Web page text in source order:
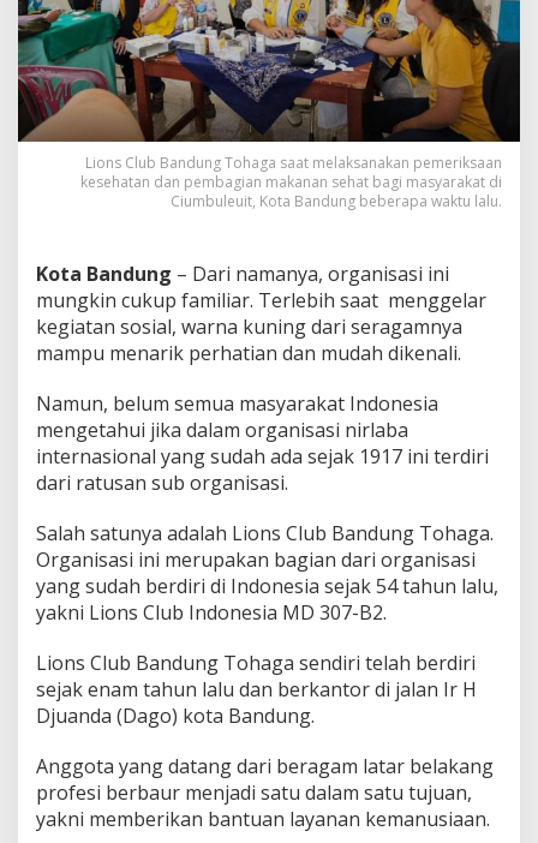
a
n
d
u
n
g
T
o
h
a
,
o
k
o
k
n
P
i
a
P
e
l
y
a
n
a
K
e
m
a
Lions Club Bandung Tohaga saat melaksanakan pemeriksaan
kesehatan dan pembagian makanan sehat bagi masyarakat di
Ciumbuleuit, Kota Bandung beberapa waktu lalu.
Kota Bandung – Dari namanya, organisasi ini
mungkin cukup familiar. Terlebih saat menggelar
kegiatan sosial, warna kuning dari seragamnya
mampu menarik perhatian dan mudah dikenali.
Namun, belum semua masyarakat Indonesia
mengetahui jika dalam organisasi nirlaba
internasional yang sudah ada sejak 1917 ini terdiri
dari ratusan sub organisasi.
Salah satunya adalah Lions Club Bandung Tohaga.
Organisasi ini merupakan bagian dari organisasi
yang sudah berdiri di Indonesia sejak 54 tahun lalu,
yakni Lions Club Indonesia MD 307-B2.
Lions Club Bandung Tohaga sendiri telah berdiri
sejak enam tahun lalu dan berkantor di jalan Ir H
Djuanda (Dago) kota Bandung.
Anggota yang datang dari beragam latar belakang
profesi berbaur menjadi satu dalam satu tujuan,
yakni memberikan bantuan layanan kemanusiaan.